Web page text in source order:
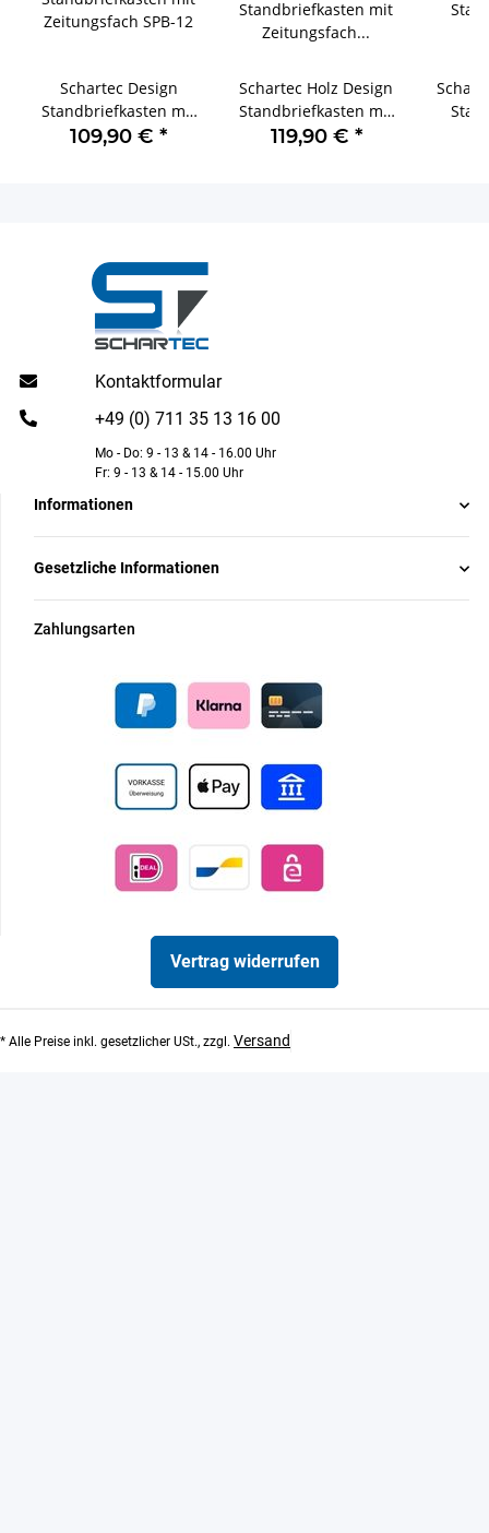
Schartec Design
Standbriefkasten mit
Zeitungsfach SPB-12
109,90 € *
Schartec Holz Design
Standbriefkasten mit
Zeitungsfach SPB-11
119,90 € *
Kontaktformular
+49 (0) 711 35 13 16 00
Mo - Do: 9 - 13 & 14 - 16.00 Uhr
Fr: 9 - 13 & 14 - 15.00 Uhr
Informationen
Gesetzliche Informationen
Zahlungsarten
Vertrag widerrufen
* Alle Preise inkl. gesetzlicher USt., zzgl. Versand